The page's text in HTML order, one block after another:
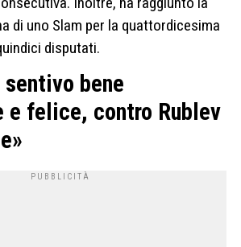
di uno Slam per la quattordicesima
disputati.
bene
e felice, contro Rublev